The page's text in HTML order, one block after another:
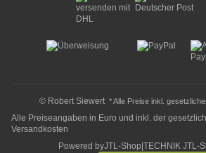
© Robert Siewert * Alle Preise inkl.
Alle Preiseangaben in Euro und inkl. der
Versandkosten
Powered byJTL-Shop TECHNIK JTL-